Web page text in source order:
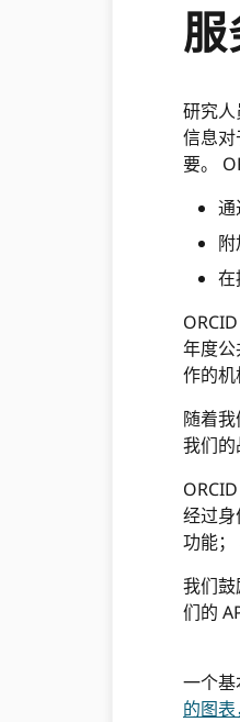
服
研究人
信息对
要。
通
在
年度
作的机
随着
我们
经过
功能；
我们鼓
们的
一个基
的图表